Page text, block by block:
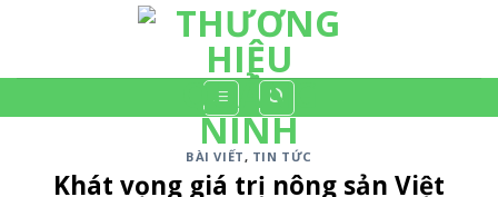
BÀI VIẾT, TIN TỨC
Khát vọng giá trị nông sản Việt